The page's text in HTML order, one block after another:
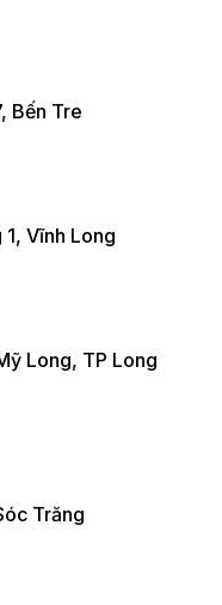
Bến Tre
Vĩnh Long
Long, TP Long
Trăng